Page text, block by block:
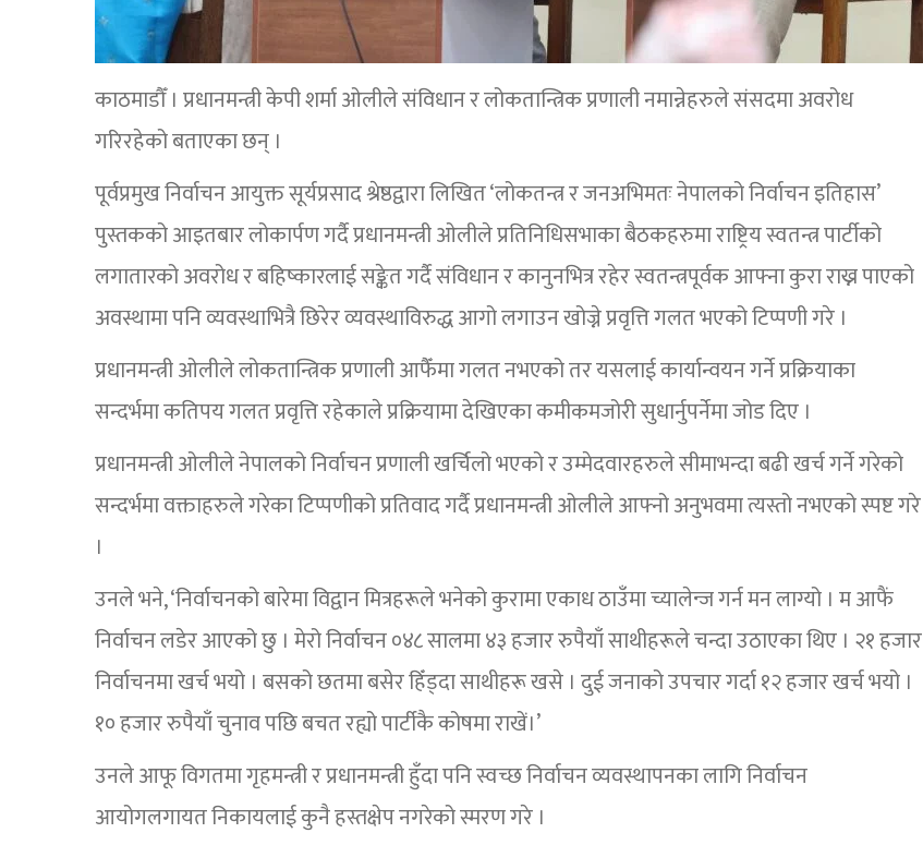
काठमाडौँ । प्रधानमन्त्री केपी शर्मा ओलीले संविधान र लोकतान्त्रिक प्रणाली नमान्नेहरुले संसदमा अवरोध
गरिरहेको बताएका छन् ।
पूर्वप्रमुख निर्वाचन आयुक्त सूर्यप्रसाद श्रेष्ठद्वारा लिखित ‘लोकतन्त्र र जनअभिमतः नेपालको निर्वाचन इतिहास’
पुस्तकको आइतबार लोकार्पण गर्दै प्रधानमन्त्री ओलीले प्रतिनिधिसभाका बैठकहरुमा राष्ट्रिय स्वतन्त्र पार्टीको
लगातारको अवरोध र बहिष्कारलाई सङ्केत गर्दै संविधान र कानुनभित्र रहेर स्वतन्त्रपूर्वक आफ्ना कुरा राख्न पाएको
अवस्थामा पनि व्यवस्थाभित्रै छिरेर व्यवस्थाविरुद्ध आगो लगाउन खोज्ने प्रवृत्ति गलत भएको टिप्पणी गरे ।
प्रधानमन्त्री ओलीले लोकतान्त्रिक प्रणाली आफैँमा गलत नभएको तर यसलाई कार्यान्वयन गर्ने प्रक्रियाका
सन्दर्भमा कतिपय गलत प्रवृत्ति रहेकाले प्रक्रियामा देखिएका कमीकमजोरी सुधार्नुपर्नेमा जोड दिए ।
प्रधानमन्त्री ओलीले नेपालको निर्वाचन प्रणाली खर्चिलो भएको र उम्मेदवारहरुले सीमाभन्दा बढी खर्च गर्ने गरेको
सन्दर्भमा वक्ताहरुले गरेका टिप्पणीको प्रतिवाद गर्दै प्रधानमन्त्री ओलीले आफ्नो अनुभवमा त्यस्तो नभएको स्पष्ट गरे
।
उनले भने, ‘निर्वाचनको बारेमा विद्वान मित्रहरूले भनेको कुरामा एकाध ठाउँमा च्यालेन्ज गर्न मन लाग्यो । म आफैं
निर्वाचन लडेर आएको छु । मेरो निर्वाचन ०४८ सालमा ४३ हजार रुपैयाँ साथीहरूले चन्दा उठाएका थिए । २१ हजार
निर्वाचनमा खर्च भयो । बसको छतमा बसेर हिँड्दा साथीहरू खसे । दुई जनाको उपचार गर्दा १२ हजार खर्च भयो ।
१० हजार रुपैयाँ चुनाव पछि बचत रह्यो पार्टीकै कोषमा राखें।’
उनले आफू विगतमा गृहमन्त्री र प्रधानमन्त्री हुँदा पनि स्वच्छ निर्वाचन व्यवस्थापनका लागि निर्वाचन
आयोगलगायत निकायलाई कुनै हस्तक्षेप नगरेको स्मरण गरे ।